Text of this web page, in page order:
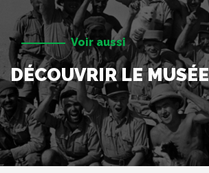
Voir aussi
DÉCOUVRIR LE MUSÉE